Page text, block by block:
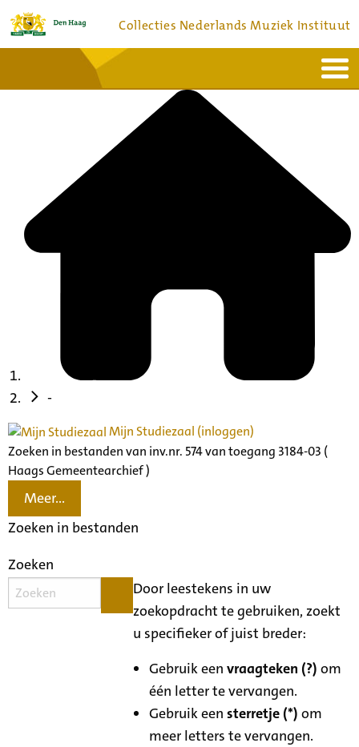
Collecties Nederlands Muziek Instituut
Bronnen en collecties
-
Mijn Studiezaal (inloggen)
Zoeken in bestanden van inv.nr. 574 van toegang 3184-03 (
Haags Gemeentearchief )
Meer...
Zoeken in bestanden
Zoeken
Door leestekens in uw
zoekopdracht te gebruiken, zoekt
u specifieker of juist breder:
Gebruik eenvraagteken (?) om
één letter te vervangen.
Gebruik eensterretje (*) om
meer letters te vervangen.